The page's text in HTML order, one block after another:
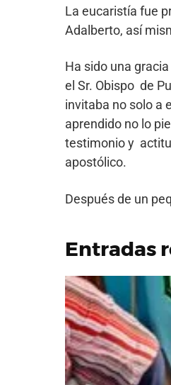
La eucaristía fue
Adalberto, así
Ha sido una
el Sr. Obispo de
invitaba no solo a
aprendido no lo
testimonio y
apostólico.
Después de un
Entradas